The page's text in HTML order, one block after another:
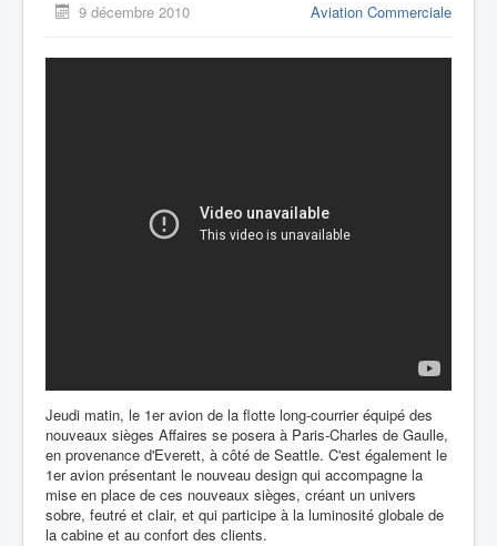
Drones
9 décembre 2010 Aviation Commerciale
Jeudi matin, le 1er avion de la flotte long-courrier équipé des
nouveaux sièges Affaires se posera à Paris-Charles de Gaulle,
en provenance d'Everett, à côté de Seattle. C'est également le
1er avion présentant le nouveau design qui accompagne la
mise en place de ces nouveaux sièges, créant un univers
sobre, feutré et clair, et qui participe à la luminosité globale de
la cabine et au confort des clients.